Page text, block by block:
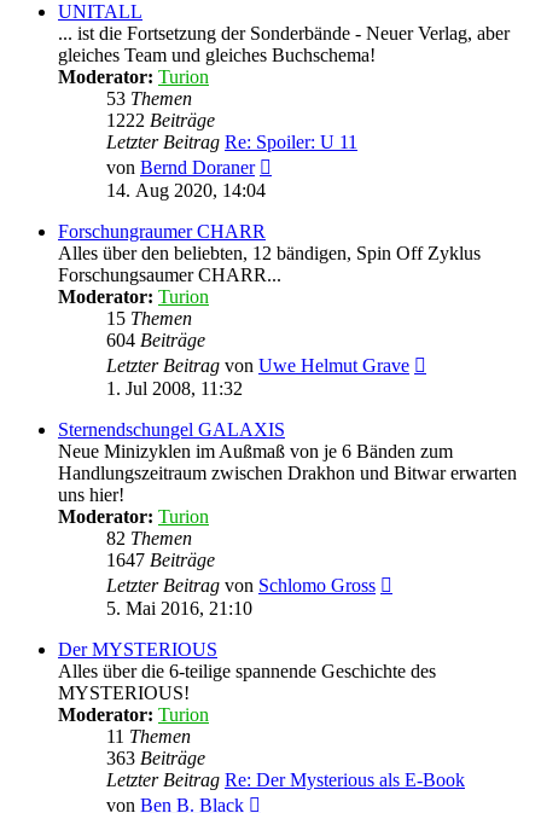
UNITALL
... ist die Fortsetzung der Sonderbände - Neuer Verlag, aber
gleiches Team und gleiches Buchschema!
Moderator: Turion
53 Themen
1222 Beiträge
Letzter Beitrag Re: Spoiler: U 11
von Bernd Doraner
14. Aug 2020, 14:04
Forschungraumer CHARR
Alles über den beliebten, 12 bändigen, Spin Off Zyklus
Forschungsaumer CHARR...
Moderator: Turion
15 Themen
604 Beiträge
Letzter Beitrag von Uwe Helmut Grave
1. Jul 2008, 11:32
Sternendschungel GALAXIS
Neue Minizyklen im Außmaß von je 6 Bänden zum
Handlungszeitraum zwischen Drakhon und Bitwar erwarten
uns hier!
Moderator: Turion
82 Themen
1647 Beiträge
Letzter Beitrag von Schlomo Gross
5. Mai 2016, 21:10
Der MYSTERIOUS
Alles über die 6-teilige spannende Geschichte des
MYSTERIOUS!
Moderator: Turion
11 Themen
363 Beiträge
Letzter Beitrag Re: Der Mysterious als E-Book
von Ben B. Black